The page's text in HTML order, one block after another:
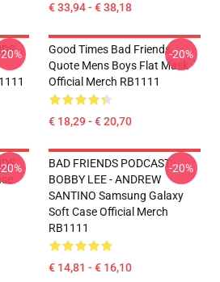
€ 33,94 - € 38,18
Good Times Bad Friends
Quote Mens Boys Flat Mask
Official Merch RB1111
€ 18,29 - € 20,70
-20%
BAD FRIENDS PODCAST -
BOBBY LEE - ANDREW
SANTINO Samsung Galaxy
Soft Case Official Merch
RB1111
€ 14,81 - € 16,10
-20%